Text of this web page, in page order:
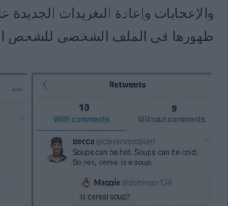
والإعجابات وإعادة التغريدات
ظهورها في الملف الشخصي للشخص